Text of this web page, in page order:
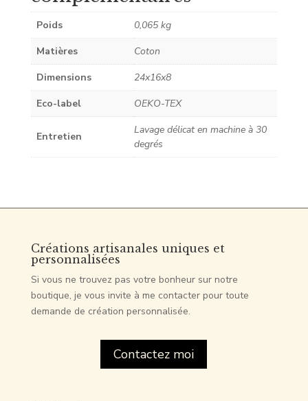
Poids
0,065 kg
Matières
Coton
Dimensions
24x16x8
Eco-label
OEKO-TEX
Entretien
Lavage délicat en machine à 30
degrés
Créations artisanales uniques et
personnalisées
Si vous ne trouvez pas votre bonheur sur notre
boutique, je vous invite à me contacter pour toute
demande de création personnalisée.
Contactez moi